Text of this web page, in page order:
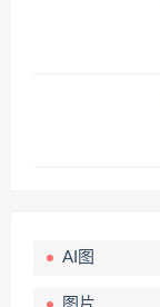
AI图